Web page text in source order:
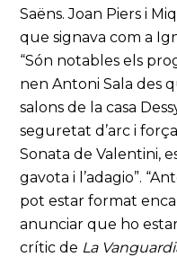
Saëns. Joan Piers i
que signava com a
“Són notables els
nen Antoni Sala des
salons de la casa
seguretat d’arc i
Sonata de Valentini,
gavota i l’adagio”.
pot estar format
anunciar que ho
crític de La